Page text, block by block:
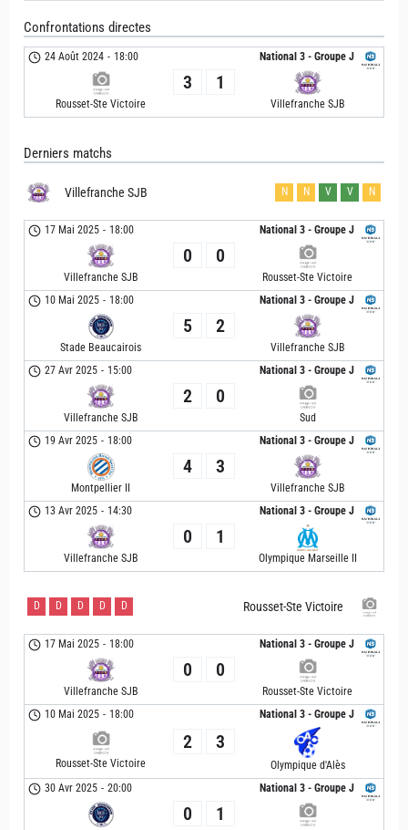
Confrontations directes
National 3 - Groupe J
24 Août 2024 - 18:00
Rousset-Ste Victoire
3 1
Villefranche SJB
Derniers matchs
Villefranche SJB N N V V N
National 3 - Groupe J
17 Mai 2025 - 18:00
Villefranche SJB
0 0
Rousset-Ste Victoire
National 3 - Groupe J
10 Mai 2025 - 18:00
Stade Beaucairois
5 2
Villefranche SJB
National 3 - Groupe J
27 Avr 2025 - 15:00
Villefranche SJB
2 0
Sud
National 3 - Groupe J
19 Avr 2025 - 18:00
Montpellier II
4 3
Villefranche SJB
National 3 - Groupe J
13 Avr 2025 - 14:30
Villefranche SJB
0 1
Olympique Marseille II
Rousset-Ste Victoire
D D D D D
National 3 - Groupe J
17 Mai 2025 - 18:00
Villefranche SJB
0 0
Rousset-Ste Victoire
National 3 - Groupe J
10 Mai 2025 - 18:00
Rousset-Ste Victoire
2 3
Olympique d'Alès
National 3 - Groupe J
30 Avr 2025 - 20:00
0 1